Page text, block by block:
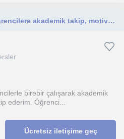
LGS hazırlık sürecindeki öğrencilere akademik takip, motivasyon ve sınav süreci rehberliği
birebir çalışarak akademik
ederim. Öğrenci...
Ücretsiz iletişime geç